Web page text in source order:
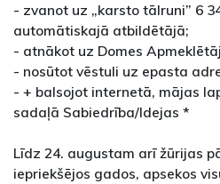
- zvanot uz „karsto tālruni” 6
automātiskajā atbildētājā;
- atnākot uz Domes
- nosūtot vēstuli uz epasta
- + balsojot internetā, mājas
sadaļā Sabiedrība/Idejas *
Līdz 24. augustam arī žūrijas
iepriekšējos gados, apsekos